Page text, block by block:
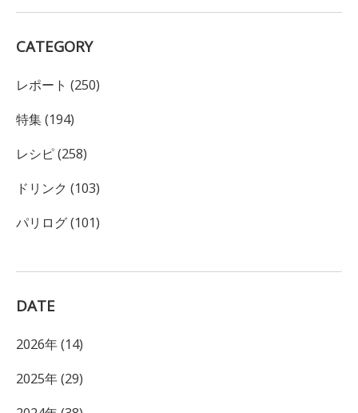
CATEGORY
レポート (250)
特集 (194)
レシピ (258)
ドリンク (103)
パリログ (101)
DATE
2026年 (14)
2025年 (29)